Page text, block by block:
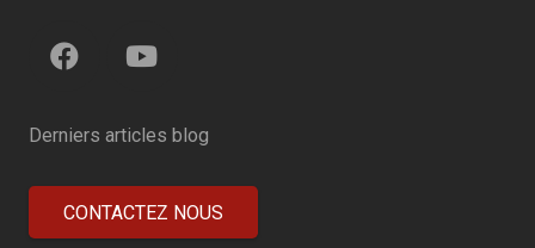
Derniers articles blog
CONTACTEZ NOUS